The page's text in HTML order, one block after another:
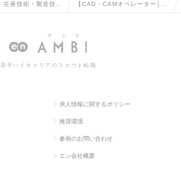
生産技術・製造技
グ（機械・自動車）
【CAD・CAMオペレーター│広
などの精密機械加工メーカーの
若手ハイキャリアのスカウト転職
求人情報に関するポリシー
推奨環境
参画のお問い合わせ
エン会社概要